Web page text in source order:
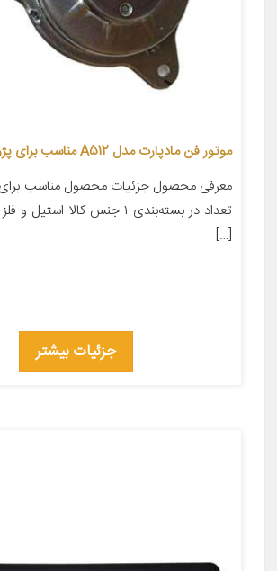
موتور فن مادپارت مدل A512 مناسب برای پژو
تعداد در بسته‌بندی ۱ جنس کالا
[…]
جزئیات بیشتر